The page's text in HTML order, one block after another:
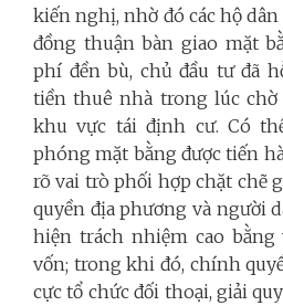
kiến nghị, nhờ đó các hộ
đồng thuận bàn giao mặt
phí đền bù, chủ đầu tư đã
tiền thuê nhà trong lúc
khu vực tái định cư. Có
phóng mặt bằng được tiến
rõ vai trò phối hợp chặt chẽ
quyền địa phương và người
hiện trách nhiệm cao bằng
vốn; trong khi đó, chính
cực tổ chức đối thoại, giải